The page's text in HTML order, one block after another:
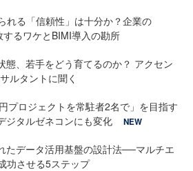
れる「信頼性」は十分か？企業の
るワケとBIMI導入の勘所
態、若手をどう育てるのか？ アクセン
ルタントに聞く
プロジェクトを常駐者2名で」を目指す
ジタルゼネコンにも変化
NEW
たデータ活用基盤の設計法──マルチエ
功させる5ステップ